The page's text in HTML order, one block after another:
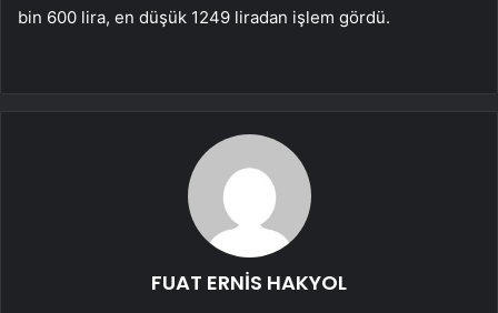
bin 600 lira, en düşük 1249 liradan işlem gördü.
FUAT ERNİS HAKYOL